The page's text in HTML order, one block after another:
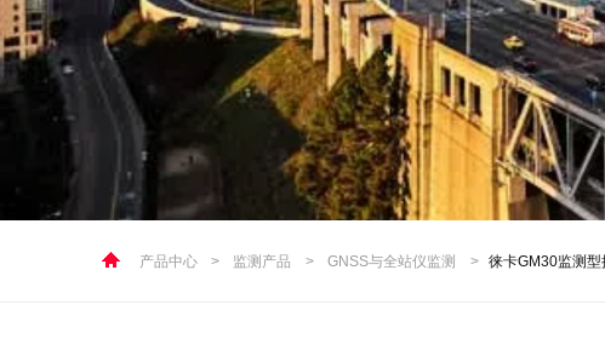
产品中心 > 监测产品 > GNSS与全站仪监测 > 徕卡GM30监测型